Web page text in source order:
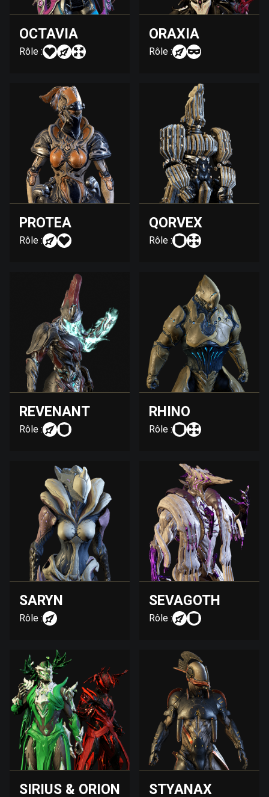
OCTAVIA
Rôle :
ORAXIA
Rôle :
PROTEA
Rôle :
QORVEX
Rôle :
REVENANT
Rôle :
RHINO
Rôle :
SARYN
Rôle :
SEVAGOTH
Rôle :
SIRIUS & ORION STYANAX